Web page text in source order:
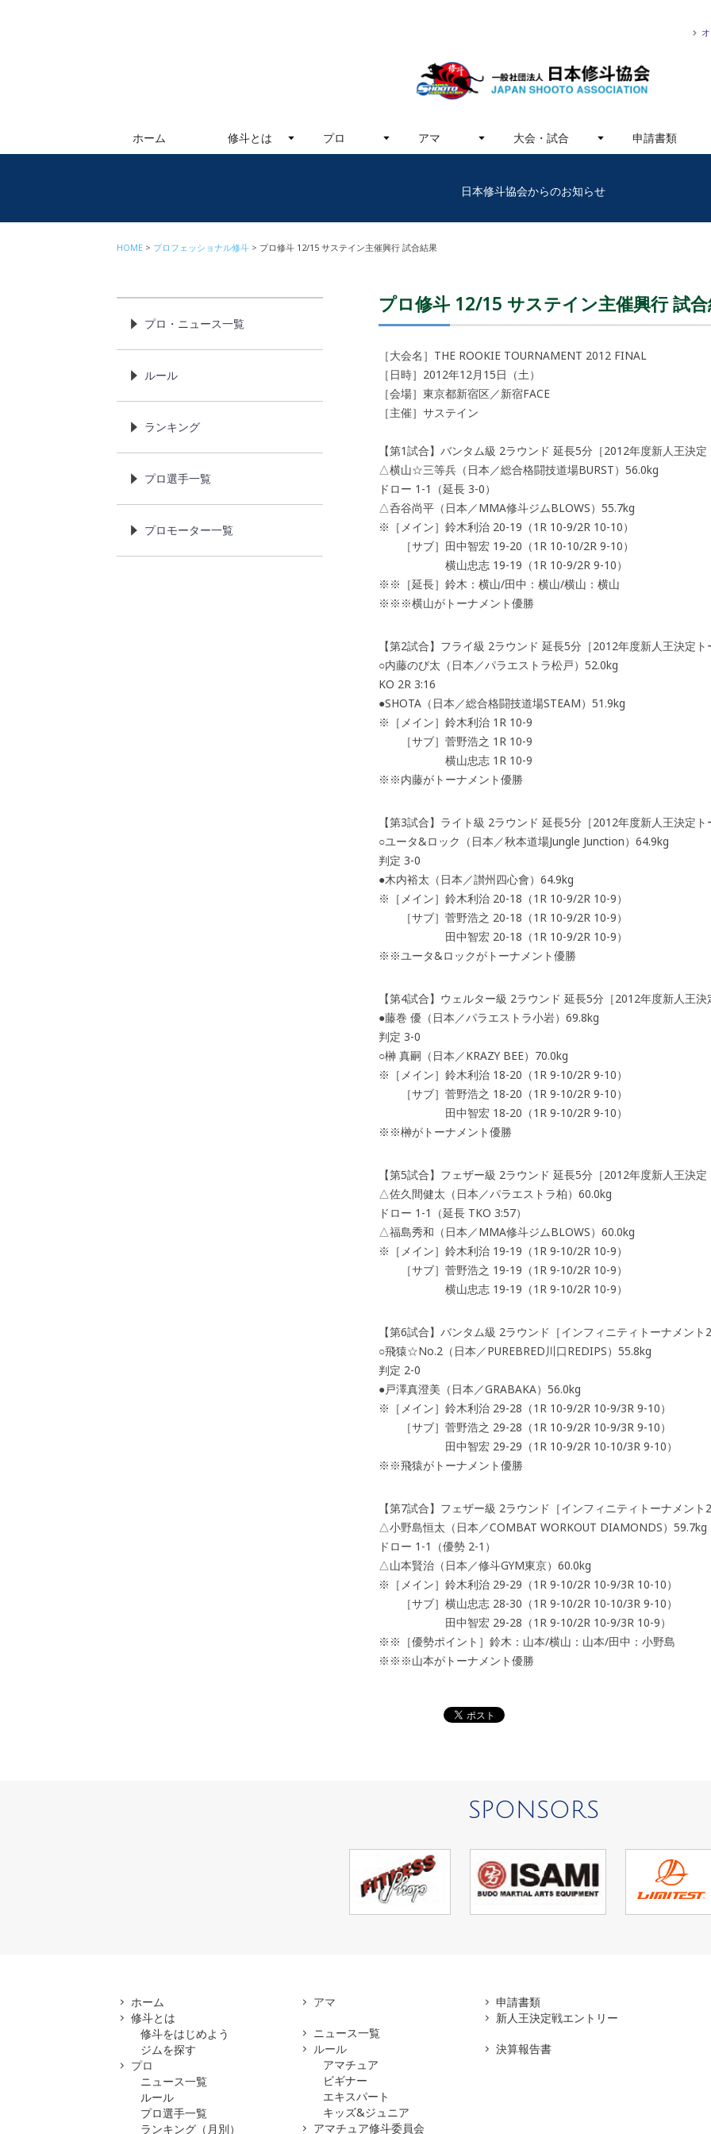
ホーム 修斗とは プロ アマ 大会・試合 申請書類
日本修斗協会からのお知らせ
HOME プロフェッショナル修斗 プロ修斗 12/15 サステイン主催興行 試合結果
プロ修斗 12/15 サステイン主催興行 試
［大会名］THE ROOKIE TOURNAMENT 2012 FINAL
［日時］2012年12月15日（土）
［会場］東京都新宿区／新宿FACE
［主催］サステイン
【第1試合】バンタム級 2ラウンド 延長5分［2012年度新人王決定
△横山☆三等兵（日本／総合格闘技道場BURST）56.0kg
ドロー 1-1（延長 3-0）
△呑谷尚平（日本／MMA修斗ジムBLOWS）55.7kg
※［メイン］鈴木利治 20-19（1R 10-9/2R 10-10）
［サブ］田中智宏 19-20（1R 10-10/2R 9-10）
横山忠志 19-19（1R 10-9/2R 9-10）
※※［延長］鈴木：横山/田中：横山/横山：横山
※※※横山がトーナメント優勝
【第2試合】フライ級 2ラウンド 延長5分［2012年度新人王決定ト
○内藤のび太（日本／パラエストラ松戸）52.0kg
KO 2R 3:16
●SHOTA（日本／総合格闘技道場STEAM）51.9kg
※［メイン］鈴木利治 1R 10-9
［サブ］菅野浩之 1R 10-9
横山忠志 1R 10-9
※※内藤がトーナメント優勝
【第3試合】ライト級 2ラウンド 延長5分［2012年度新人王決定ト
○ユータ&ロック（日本／秋本道場Jungle Junction）64.9kg
判定 3-0
●木内裕太（日本／讃州四心會）64.9kg
※［メイン］鈴木利治 20-18（1R 10-9/2R 10-9）
［サブ］菅野浩之 20-18（1R 10-9/2R 10-9）
田中智宏 20-18（1R 10-9/2R 10-9）
※※ユータ&ロックがトーナメント優勝
【第4試合】ウェルター級 2ラウンド 延長5分［2012年度新人王決
●藤巻 優（日本／パラエストラ小岩）69.8kg
判定 3-0
○榊 真嗣（日本／KRAZY BEE）70.0kg
※［メイン］鈴木利治 18-20（1R 9-10/2R 9-10）
［サブ］菅野浩之 18-20（1R 9-10/2R 9-10）
田中智宏 18-20（1R 9-10/2R 9-10）
※※榊がトーナメント優勝
【第5試合】フェザー級 2ラウンド 延長5分［2012年度新人王決定
△佐久間健太（日本／パラエストラ柏）60.0kg
ドロー 1-1（延長 TKO 3:57）
△福島秀和（日本／MMA修斗ジムBLOWS）60.0kg
※［メイン］鈴木利治 19-19（1R 9-10/2R 10-9）
［サブ］菅野浩之 19-19（1R 9-10/2R 10-9）
横山忠志 19-19（1R 9-10/2R 10-9）
【第6試合】バンタム級 2ラウンド［インフィニティトーナメント
○飛猿☆No.2（日本／PUREBRED川口REDIPS）55.8kg
判定 2-0
●戸澤真澄美（日本／GRABAKA）56.0kg
※［メイン］鈴木利治 29-28（1R 10-9/2R 10-9/3R 9-10）
［サブ］菅野浩之 29-28（1R 10-9/2R 10-9/3R 9-10）
田中智宏 29-29（1R 10-9/2R 10-10/3R 9-10）
※※飛猿がトーナメント優勝
【第7試合】フェザー級 2ラウンド［インフィニティトーナメント
△小野島恒太（日本／COMBAT WORKOUT DIAMONDS）59.7kg
ドロー 1-1（優勢 2-1）
△山本賢治（日本／修斗GYM東京）60.0kg
※［メイン］鈴木利治 29-29（1R 9-10/2R 10-9/3R 10-10）
［サブ］横山忠志 28-30（1R 9-10/2R 10-10/3R 9-10）
田中智宏 29-28（1R 9-10/2R 10-9/3R 10-9）
※※［優勢ポイント］鈴木：山本/横山：山本/田中：小野島
※※※山本がトーナメント優勝
プロ・ニュース一覧
ルール
ランキング
プロ選手一覧
プロモーター一覧
SPONSORS
ホーム
修斗とは
修斗をはじめよう
ジムを探す
プロ
ニュース一覧
ルール
プロ選手一覧
ランキング（月別）
アマ
ニュース一覧
ルール
アマチュア
ビギナー
エキスパート
キッズ&ジュニア
アマチュア修斗委員会
申請書類
新人王決定戦エントリー
決算報告書